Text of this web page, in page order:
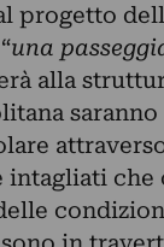
progetto
una
alla
che